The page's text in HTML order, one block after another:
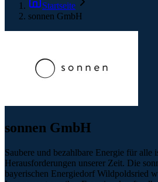
Startseite
sonnen GmbH
sonnen GmbH
Saubere und bezahlbare Energie für alle
Herausforderungen unserer Zeit. Die
bayerischen Energiedorf Wildpoldsried